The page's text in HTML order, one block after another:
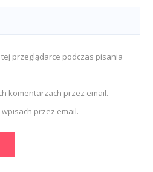
przeglądarce podczas pisania
komentarzach przez email.
przez email.